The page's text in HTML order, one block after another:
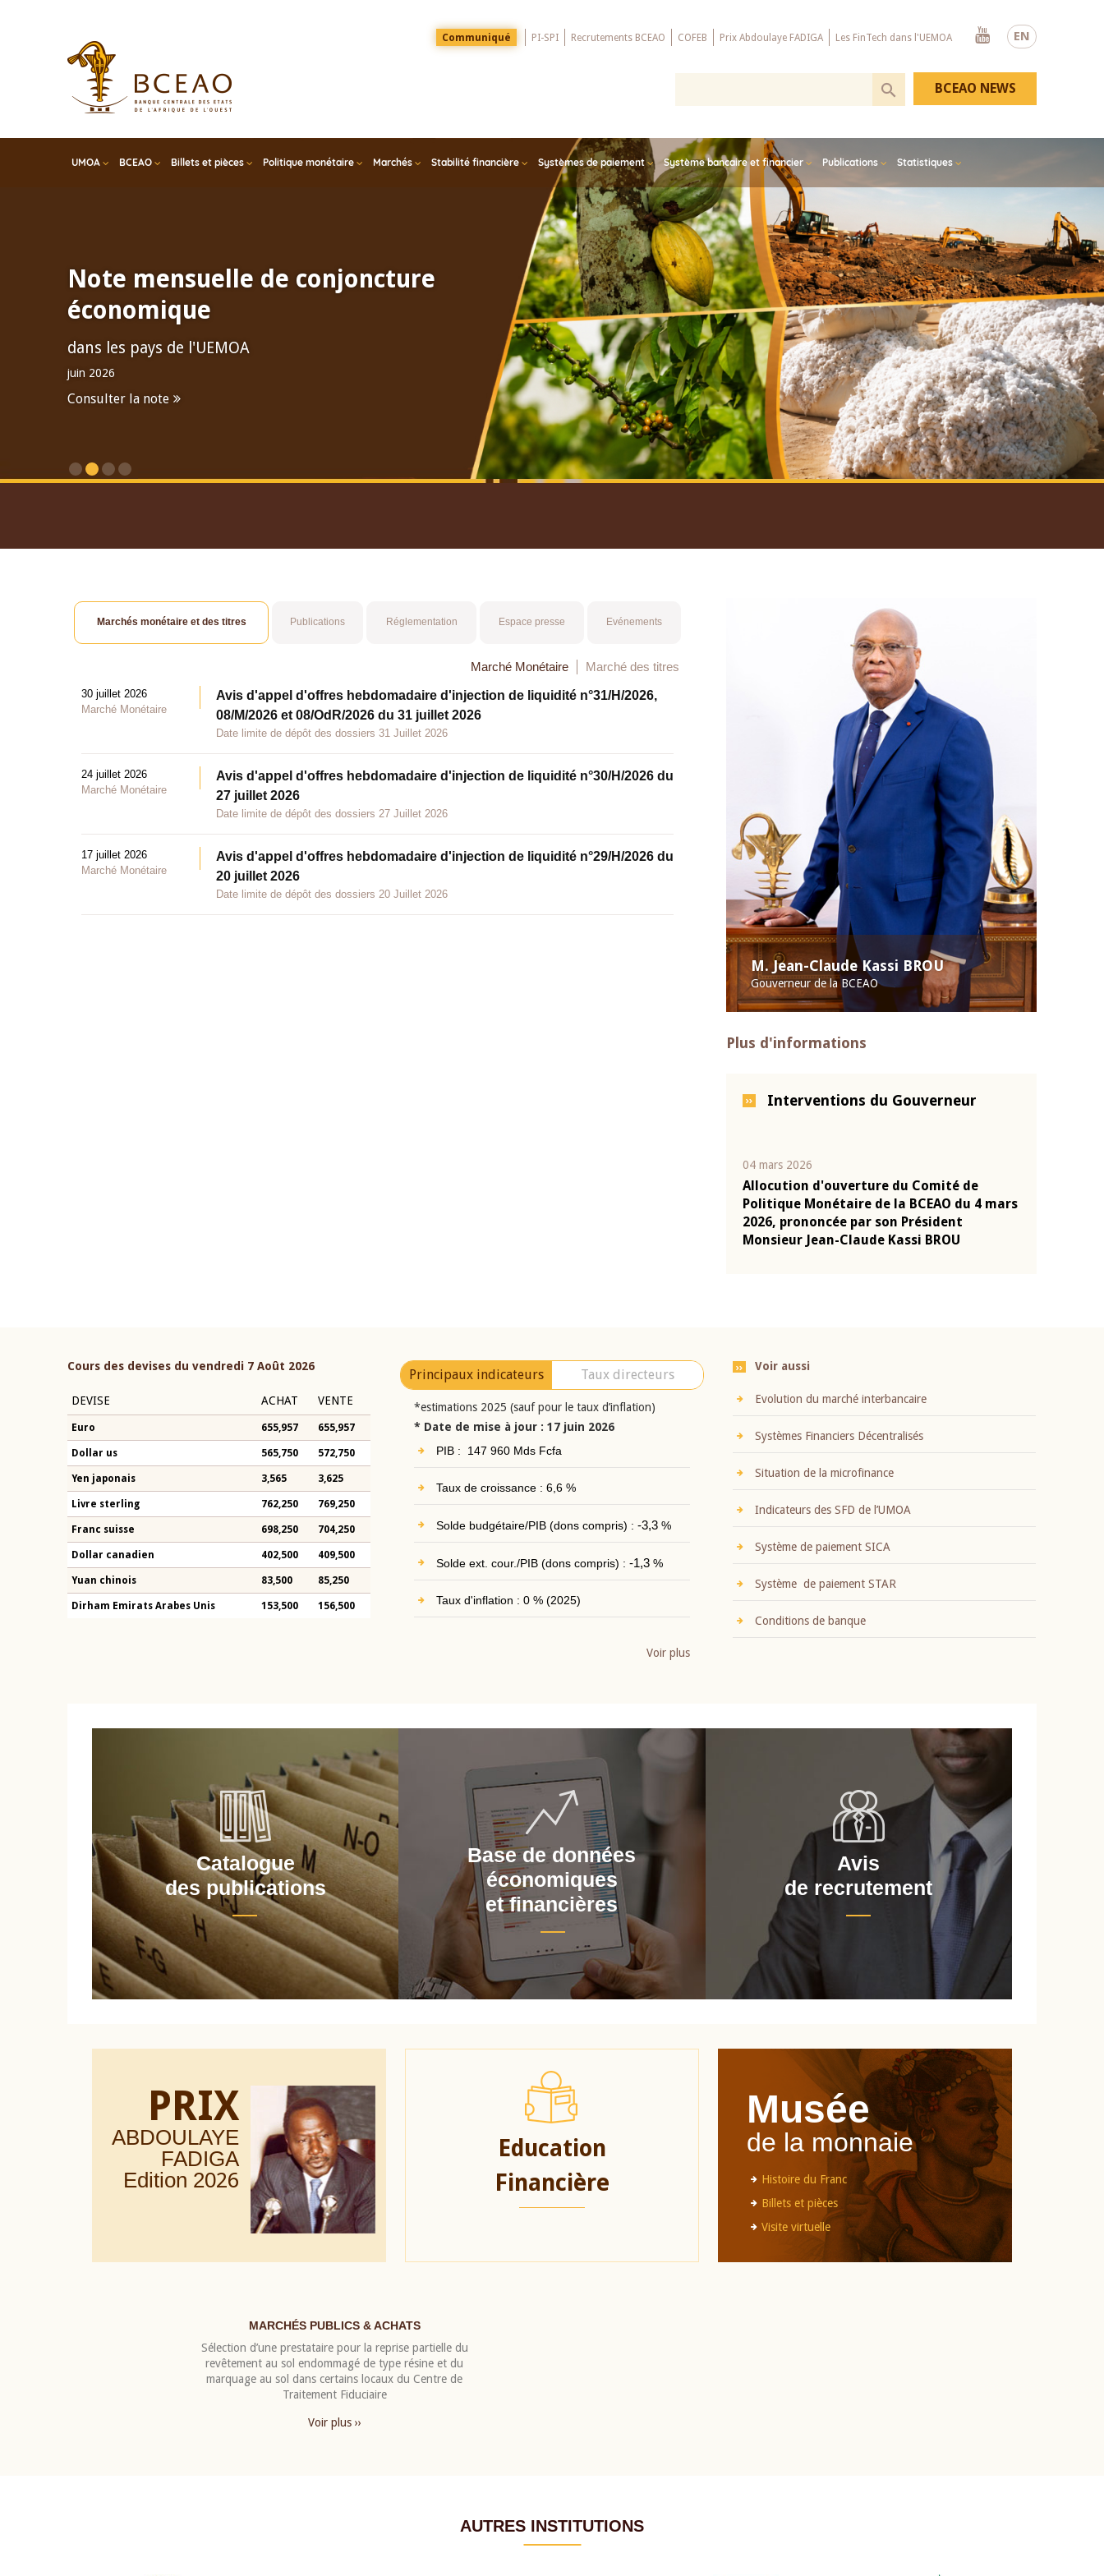
EN
Menu
Top
Communiqué PI-SPI Recrutements BCEAO COFEB Prix Abdoulaye FADIGA Les FinTech dans l'UEMOA
Youtube
UMOA BCEAO Billets et pièces Politique monétaire Marchés Stabilité financière Systèmes de paiement Système bancaire et financier Publications Statistiques
BCEAO NEWS
Note mensuelle de conjoncture
économique
dans les pays de l'UEMOA
juin 2026
Consulter la note
M. Jean-Claude Kassi BROU
Gouverneur de la BCEAO
Plus d'informations
Interventions du Gouverneur
04 mars 2026
Allocution d'ouverture du Comité de
Politique Monétaire de la BCEAO du 4 mars
2026, prononcée par son Président
Monsieur Jean-Claude Kassi BROU
Marchés monétaire et des titres Publications Réglementation Espace presse Evénements
Marché Monétaire Marché des titres
30 juillet 2026
Marché Monétaire
Avis d'appel d'offres hebdomadaire d'injection de liquidité n°31/H/2026,
08/M/2026 et 08/OdR/2026 du 31 juillet 2026
Date limite de dépôt des dossiers 31 Juillet 2026
24 juillet 2026
Marché Monétaire
Avis d'appel d'offres hebdomadaire d'injection de liquidité n°30/H/2026 du
27 juillet 2026
Date limite de dépôt des dossiers 27 Juillet 2026
17 juillet 2026
Marché Monétaire
Avis d'appel d'offres hebdomadaire d'injection de liquidité n°29/H/2026 du
20 juillet 2026
Date limite de dépôt des dossiers 20 Juillet 2026
Cours des devises du vendredi 7 Août 2026
DEVISE ACHAT VENTE
Euro 655,957 655,957
Dollar us 565,750 572,750
Yen japonais 3,565 3,625
Livre sterling 762,250 769,250
Franc suisse 698,250 704,250
Dollar canadien 402,500 409,500
Yuan chinois 83,500 85,250
Dirham Emirats Arabes Unis 153,500 156,500
Principaux indicateurs Taux directeurs
*estimations 2025 (sauf pour le taux d’inflation)
* Date de mise à jour : 17 juin 2026
PIB : 147 960 Mds Fcfa
Taux de croissance : 6,6 %
Solde budgétaire/PIB (dons compris) : -3,3%
Solde ext. cour./PIB (dons compris) : -1,3%
Taux d'inflation : 0 % (2025)
Voir plus
Voir aussi
Evolution du marché interbancaire
Systèmes Financiers Décentralisés
Situation de la microfinance
Indicateurs des SFD de l’UMOA
Système de paiement SICA
Système de paiement STAR
Conditions de banque
Catalogue
des publications
Base de données
économiques
et financières
Avis
de recrutement
PRIX
ABDOULAYE
FADIGA
Edition 2026
Education
Financière
Musée
de la monnaie
Histoire du Franc
Billets et pièces
Visite virtuelle
MARCHÉS PUBLICS & ACHATS
Sélection d’une prestataire pour la reprise partielle du
revêtement au sol endommagé de type résine et du
marquage au sol dans certains locaux du Centre de
Traitement Fiduciaire
Voir plus ››
AUTRES INSTITUTIONS